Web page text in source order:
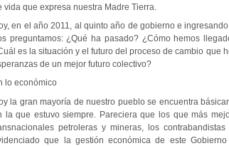
vida que expresa nuestra Madre Tierra.
en el año 2011, al quinto año de gobierno e
preguntamos: ¿Qué ha pasado? ¿Cómo hemos
es la situación y el futuro del proceso de cambio que
de un mejor futuro colectivo?
lo económico
la gran mayoría de nuestro pueblo se encuentra
la que estuvo siempre. Pareciera que los que más
petroleras y mineras, los
que la gestión económica de este